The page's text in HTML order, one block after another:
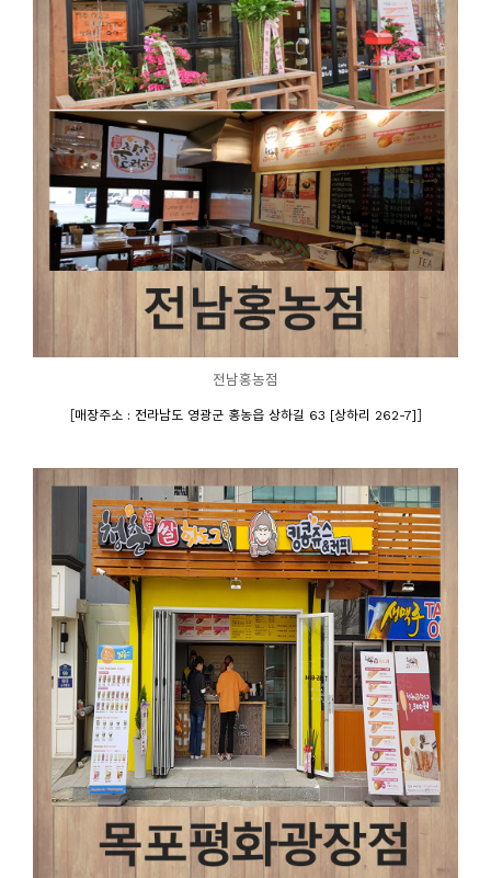
전남홍농점
[매장주소 : 전라남도 영광군 홍농읍 상하길 63 [상하리 262-7] ]